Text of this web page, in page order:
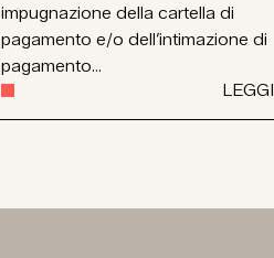
impugnazione della cartella di
pagamento e/o dell’intimazione di
pagamento...
LEGGI